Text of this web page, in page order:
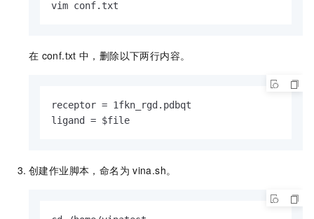
vim conf.txt
在 conf.txt 中，删除以下两行内容。
receptor = 1fkn_rgd.pdbqt
ligand = $file
创建作业脚本，命名为 vina.sh。